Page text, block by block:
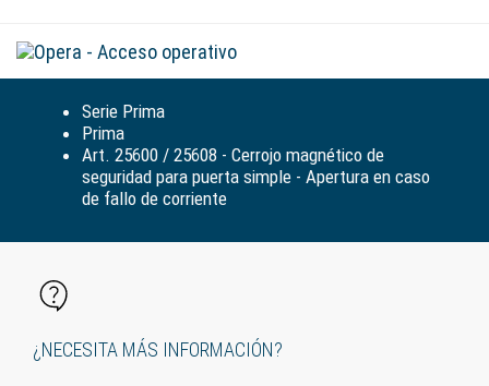
la
Serie Prima
Prima
Art. 25600 / 25608 - Cerrojo magnético de
seguridad para puerta simple - Apertura en caso
de fallo de corriente
¿NECESITA MÁS INFORMACIÓN?